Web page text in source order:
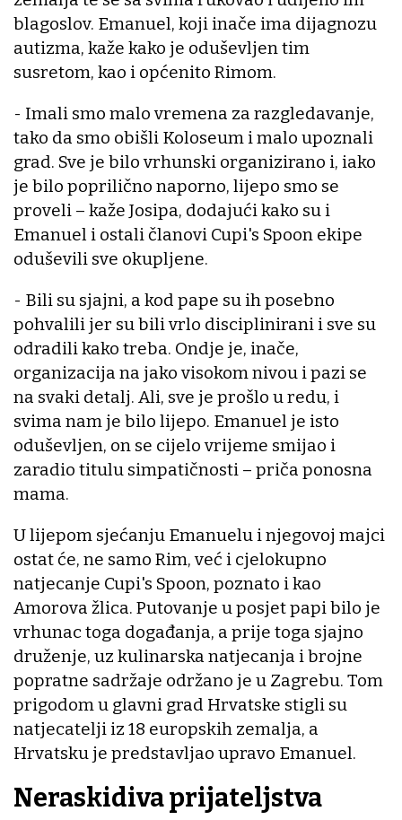
blagoslov. Emanuel, koji inače ima dijagnozu
autizma, kaže kako je oduševljen tim
susretom, kao i općenito Rimom.
- Imali smo malo vremena za razgledavanje,
tako da smo obišli Koloseum i malo upoznali
grad. Sve je bilo vrhunski organizirano i, iako
je bilo poprilično naporno, lijepo smo se
proveli – kaže Josipa, dodajući kako su i
Emanuel i ostali članovi Cupi's Spoon ekipe
oduševili sve okupljene.
- Bili su sjajni, a kod pape su ih posebno
pohvalili jer su bili vrlo disciplinirani i sve su
odradili kako treba. Ondje je, inače,
organizacija na jako visokom nivou i pazi se
na svaki detalj. Ali, sve je prošlo u redu, i
svima nam je bilo lijepo. Emanuel je isto
oduševljen, on se cijelo vrijeme smijao i
zaradio titulu simpatičnosti – priča ponosna
mama.
U lijepom sjećanju Emanuelu i njegovoj majci
ostat će, ne samo Rim, već i cjelokupno
natjecanje Cupi's Spoon, poznato i kao
Amorova žlica. Putovanje u posjet papi bilo je
vrhunac toga događanja, a prije toga sjajno
druženje, uz kulinarska natjecanja i brojne
popratne sadržaje održano je u Zagrebu. Tom
prigodom u glavni grad Hrvatske stigli su
natjecatelji iz 18 europskih zemalja, a
Hrvatsku je predstavljao upravo Emanuel.
Neraskidiva prijateljstva